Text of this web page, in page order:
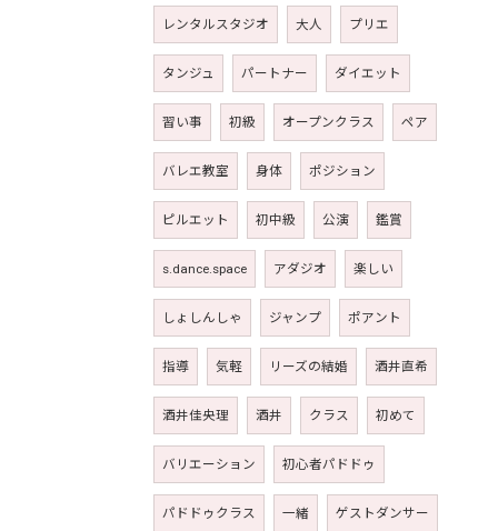
レンタルスタジオ 大人 プリエ
タンジュ パートナー ダイエット
習い事 初級 オープンクラス ペア
バレエ教室 身体 ポジション
ピルエット 初中級 公演 鑑賞
s.dance.space アダジオ 楽しい
しょしんしゃ ジャンプ ポアント
指導 気軽 リーズの結婚 酒井直希
酒井佳央理 酒井 クラス 初めて
バリエーション 初心者パドドゥ
パドドゥクラス 一緒 ゲストダンサー